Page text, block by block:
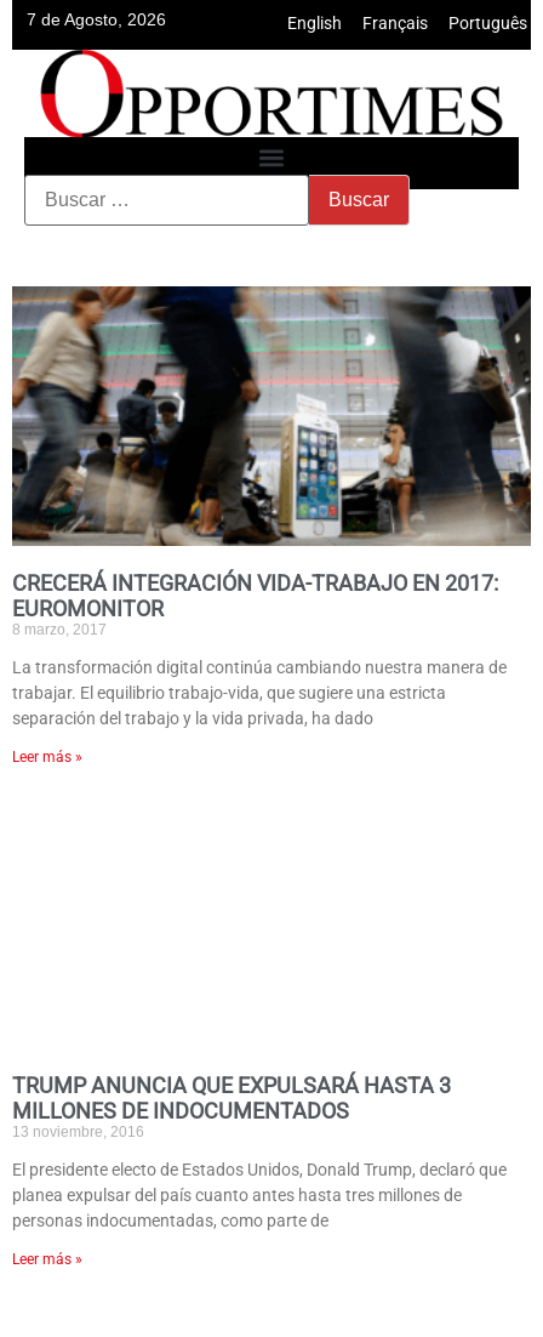
7 de Agosto, 2026 English Français Português
CRECERÁ INTEGRACIÓN VIDA-TRABAJO EN 2017:
EUROMONITOR
8 marzo, 2017
La transformación digital continúa cambiando nuestra manera de
trabajar. El equilibrio trabajo-vida, que sugiere una estricta
separación del trabajo y la vida privada, ha dado
Leer más »
TRUMP ANUNCIA QUE EXPULSARÁ HASTA 3
MILLONES DE INDOCUMENTADOS
13 noviembre, 2016
El presidente electo de Estados Unidos, Donald Trump, declaró que
planea expulsar del país cuanto antes hasta tres millones de
personas indocumentadas, como parte de
Leer más »